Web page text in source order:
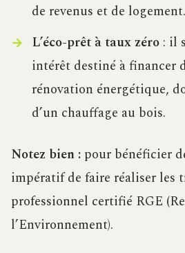
de revenus et de logement.
L’éco-prêt à taux zéro: il
intérêt destiné à financer
rénovation énergétique,
d’un chauffage au bois.
Notez bien : pour bénéficier
impératif de faire réaliser les
professionnel certifié RGE
l’Environnement).